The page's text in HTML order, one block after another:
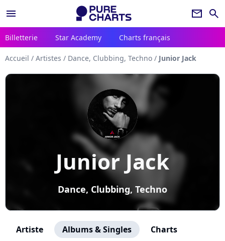
menu newsletter search
Billetterie Star Academy Charts français
Accueil / Artistes / Dance, Clubbing, Techno / Junior Jack
Junior Jack
Dance, Clubbing, Techno
Artiste Albums & Singles Charts